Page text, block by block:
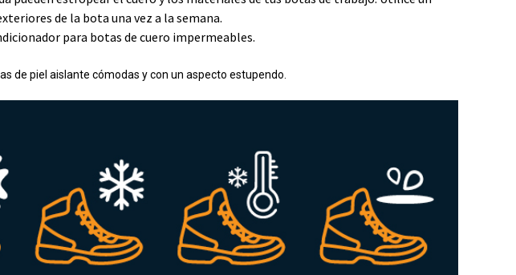
de la bota una vez a la semana.
para botas de cuero impermeables.
de piel aislante cómodas y con un aspecto estupendo.